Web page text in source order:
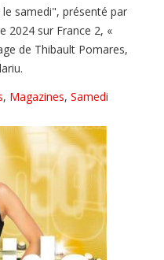
samedi", présenté par
2024 sur France 2, «
de Thibault Pomares,
, Magazines, Samedi